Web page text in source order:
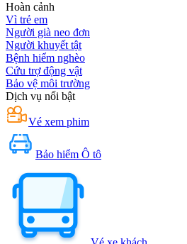
Hoàn cảnh
Vì trẻ em
Người già neo đơn
Người khuyết tật
Bệnh hiểm nghèo
Cứu trợ động vật
Bảo vệ môi trường
Dịch vụ nổi bật
Vé xem phim
Bảo hiểm Ô tô